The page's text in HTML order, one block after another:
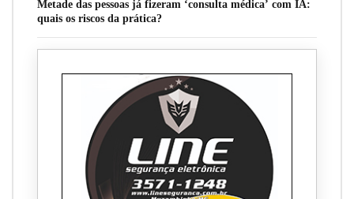
Metade das pessoas já fizeram ‘consulta médica’ com IA:
quais os riscos da prática?